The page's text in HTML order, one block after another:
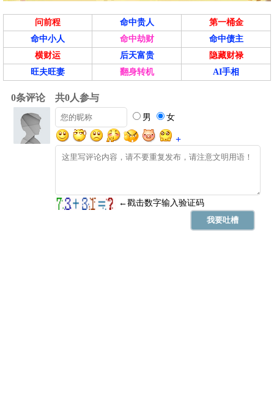
问前程 命中贵人
第一桶金
命中小人
命中劫财
命中债主
横财运
后天富贵
隐藏财禄
旺夫旺妻
翻身转机 AI手相